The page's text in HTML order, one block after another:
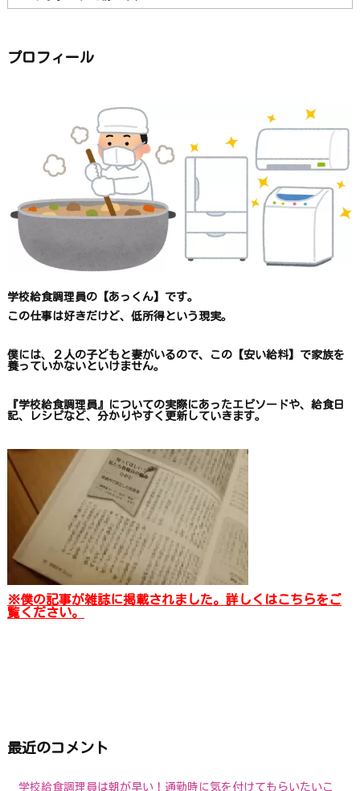
ゴ
ら
探
プロフィール
学校給食調理員の【あっくん】です。
この仕事は好きだけど、 低所得という現実。
僕には、２人の子どもと妻がいるので、 この【安い給料】で家族を
養っていかないといけません。
『学校給食調理員』についての実際にあったエピソードや、 給食日
記、レシピなど、 分かりやすく更新していきます。
※僕の記事が雑誌に掲載されました。詳しくはこちらをご
覧ください。
最近のコメント
学校給食調理員は朝が早い！通勤時に気を付けてもらいたいこ